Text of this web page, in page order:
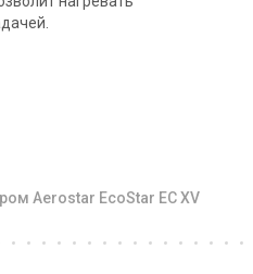
Aerostar EcoStar EC XV